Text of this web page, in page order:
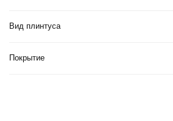
Вид плинтуса
Покрытие